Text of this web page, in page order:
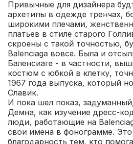
Привычные для дизайнера
архетипы в одежде тренчах,
широкими плечами,
платьев в стиле старого
скроены с такой точностью,
Balenciaga вовсе. Была и
Баленсиаге - в частности,
костюм с юбкой в клетку,
1967 года выпуска, который
Славик.
И пока шел показ,
Демна, как изучение дресс-
люди, работающие на
свои имена в фонограмме. Это
благодарность тем, кто